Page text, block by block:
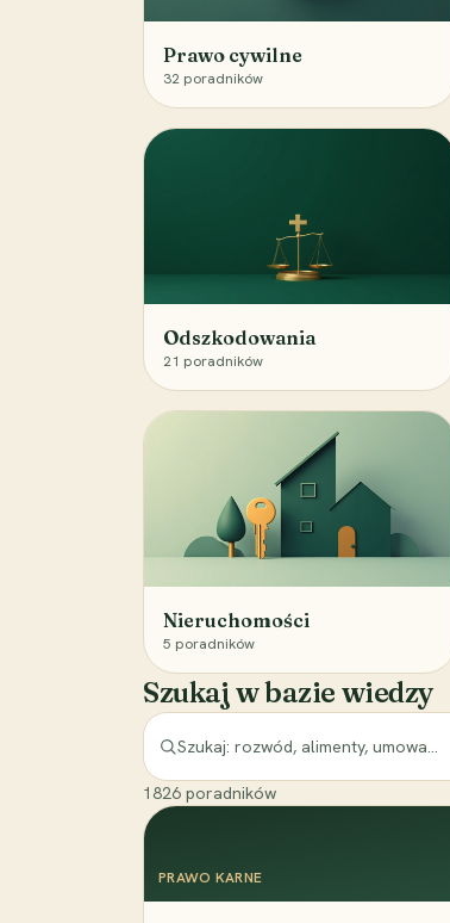
Prawo cywilne
32 poradników
Odszkodowania
21 poradników
Nieruchomości
5 poradników
Szukaj w bazie wiedzy
1826 poradników
PRAWO KARNE